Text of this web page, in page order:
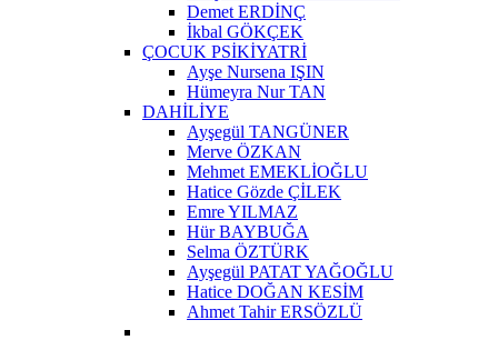
Demet ERDİNÇ
İkbal GÖKÇEK
ÇOCUK PSİKİYATRİ
Ayşe Nursena IŞIN
Hümeyra Nur TAN
DAHİLİYE
Ayşegül TANGÜNER
Merve ÖZKAN
Mehmet EMEKLİOĞLU
Hatice Gözde ÇİLEK
Emre YILMAZ
Hür BAYBUĞA
Selma ÖZTÜRK
Ayşegül PATAT YAĞOĞLU
Hatice DOĞAN KESİM
Ahmet Tahir ERSÖZLÜ